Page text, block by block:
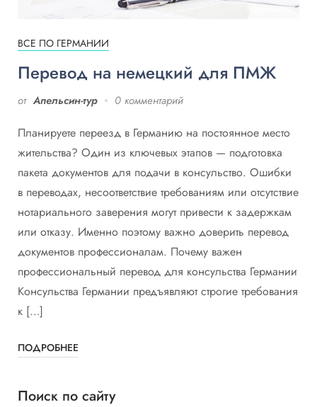
ВСЕ ПО ГЕРМАНИИ
Перевод на немецкий для ПМЖ
от Апельсин-тур 0 комментарий
Планируете переезд в Германию на постоянное место
жительства? Один из ключевых этапов — подготовка
пакета документов для подачи в консульство. Ошибки
в переводах, несоответствие требованиям или отсутствие
нотариального заверения могут привести к задержкам
или отказу. Именно поэтому важно доверить перевод
документов профессионалам. Почему важен
профессиональный перевод для консульства Германии
Консульства Германии предъявляют строгие требования
к […]
ПОДРОБНЕЕ
Поиск по сайту